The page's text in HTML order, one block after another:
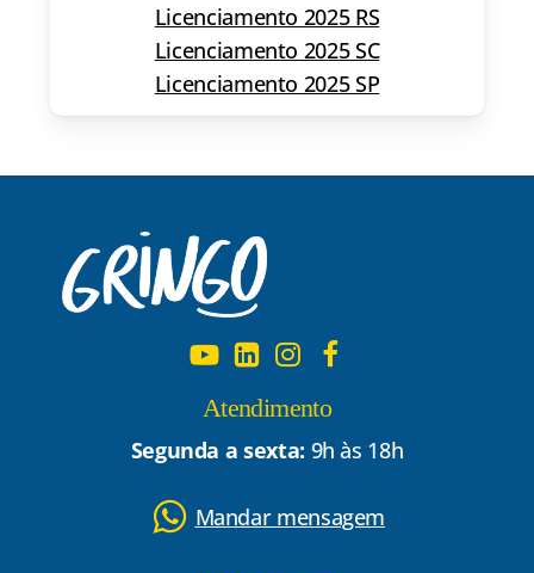
Licenciamento 2025 RS
Licenciamento 2025 SC
Licenciamento 2025 SP
Atendimento
Segunda a sexta: 9h às 18h
Mandar mensagem